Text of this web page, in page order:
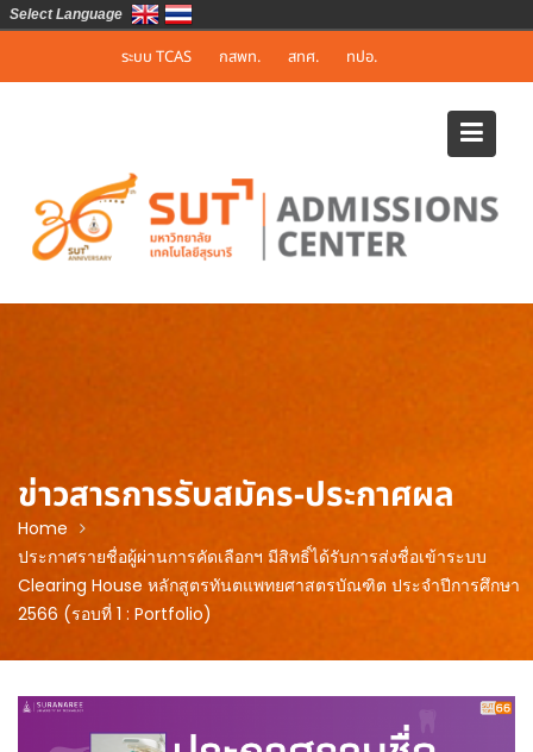
ระบบ TCAS กสพท. สทศ. ทปอ.
ข่าวสารการรับสมัคร-ประกาศผล
Home
ประกาศรายชื่อผู้ผ่านการคัดเลือกฯ มีสิทธิ์ได้รับการส่งชื่อเข้าระบบ
Clearing House หลักสูตรทันตแพทยศาสตรบัณฑิต ประจำปีการศึกษา
2566 (รอบที่ 1 : Portfolio)
Select Language